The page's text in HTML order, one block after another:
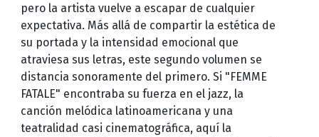
pero la artista vuelve a escapar de cualquier
expectativa. Más allá de compartir la estética de
su portada y la intensidad emocional que
atraviesa sus letras, este segundo volumen se
distancia sonoramente del primero. Si "FEMME
FATALE" encontraba su fuerza en el jazz, la
canción melódica latinoamericana y una
teatralidad casi cinematográfica, aquí la